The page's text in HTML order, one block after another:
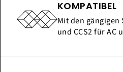
KOMPATIBEL
Mit den
und CCS2 für AC